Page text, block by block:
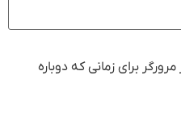
برای زمانی که دوباره